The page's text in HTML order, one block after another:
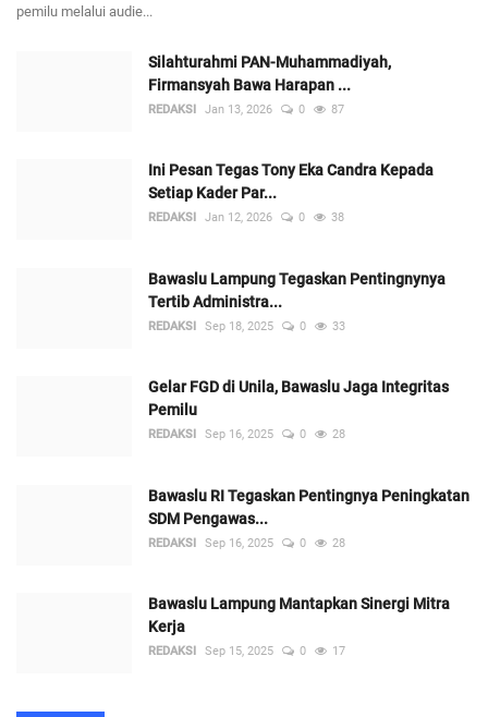
pemilu melalui audie...
Silahturahmi PAN-Muhammadiyah,
Firmansyah Bawa Harapan ...
REDAKSI Jan 13, 2026 0 87
Ini Pesan Tegas Tony Eka Candra Kepada
Setiap Kader Par...
REDAKSI Jan 12, 2026 0 38
Bawaslu Lampung Tegaskan Pentingnynya
Tertib Administra...
REDAKSI Sep 18, 2025 0 33
Gelar FGD di Unila, Bawaslu Jaga Integritas
Pemilu
REDAKSI Sep 16, 2025 0 28
Bawaslu RI Tegaskan Pentingnya Peningkatan
SDM Pengawas...
REDAKSI Sep 16, 2025 0 28
Bawaslu Lampung Mantapkan Sinergi Mitra
Kerja
REDAKSI Sep 15, 2025 0 17